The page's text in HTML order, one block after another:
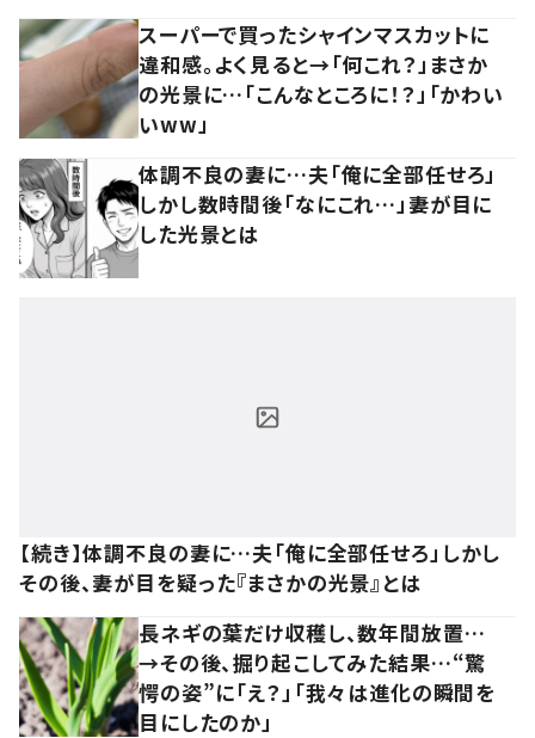
スーパーで買ったシャインマスカットに
違和感。よく見ると→「何これ？」まさか
の光景に…「こんなところに！？」「かわい
いww」
体調不良の妻に…夫「俺に全部任せろ」
しかし数時間後「なにこれ…」妻が目に
した光景とは
【続き】体調不良の妻に…夫「俺に全部任せろ」しかし
その後、妻が目を疑った『まさかの光景』とは
長ネギの葉だけ収穫し、数年間放置…
→その後、掘り起こしてみた結果…“驚
愕の姿”に「え？」「我々は進化の瞬間を
目にしたのか」